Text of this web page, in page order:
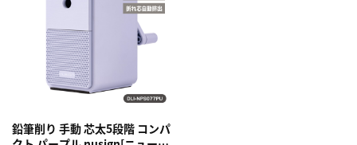
鉛筆削り 手動 芯太5段階 コンパ